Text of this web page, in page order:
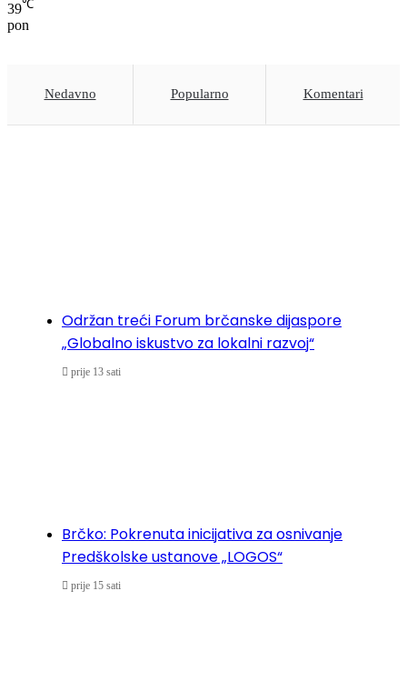
39℃
pon
Nedavno Popularno Komentari
Održan treći Forum brčanske dijaspore
„Globalno iskustvo za lokalni razvoj“
prije 13 sati
Brčko: Pokrenuta inicijativa za osnivanje
Predškolske ustanove „LOGOS“
prije 15 sati